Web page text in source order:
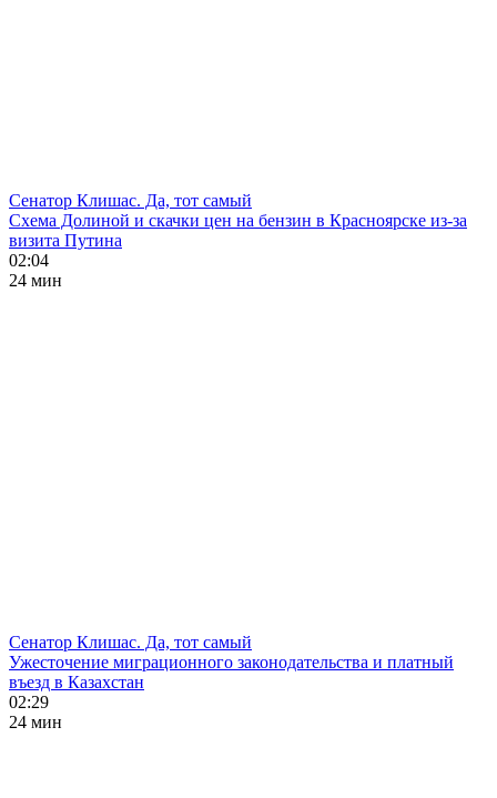
Сенатор Клишас. Да, тот самый
Схема Долиной и скачки цен на бензин в Красноярске из-за
визита Путина
02:04
24 мин
Сенатор Клишас. Да, тот самый
Ужесточение миграционного законодательства и платный
въезд в Казахстан
02:29
24 мин